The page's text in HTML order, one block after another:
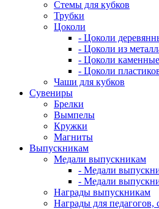
Стемы для кубков
Трубки
Цоколи
- Цоколи
- Цоколи из
- Цоколи каменные
- Цоколи
Чаши для кубков
Сувениры
Брелки
Вымпелы
Кружки
Магниты
Выпускникам
Медали выпускникам
- Медали
- Медали
Награды выпускникам
Награды для педагогов,